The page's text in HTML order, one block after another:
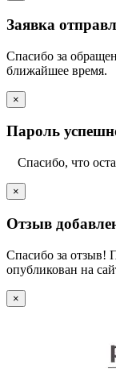
Заявка
Спасибо за
ближайшее время.
×
Пароль
Спасибо, что
×
Отзыв
Спасибо за отзыв!
опубликован на
×